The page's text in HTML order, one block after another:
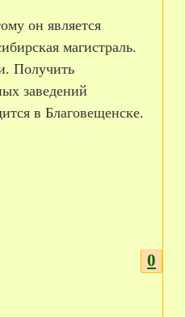
он является
магистраль.
Получить
заведений
в Благовещенске.
0